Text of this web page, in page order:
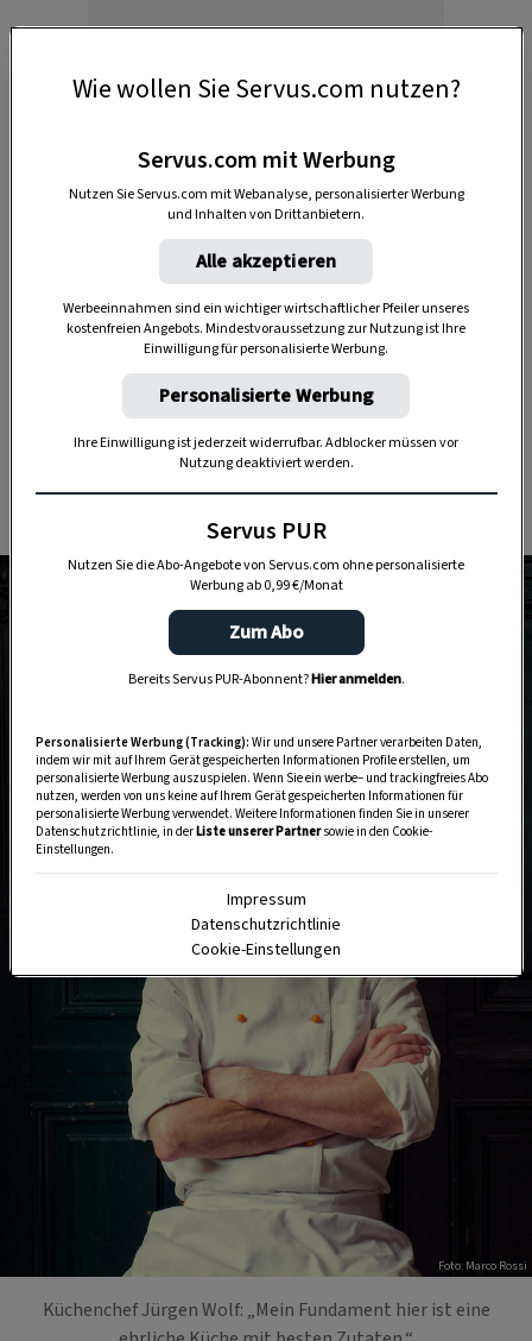
Im Dezember 2011 fand Küchenchef Jürgen Wolf
den passenden Rahmen für seine Küche mit
deutlichem, aber nicht ausschließlichem
Innereien-Schwerpunkt: Gemeinsam mit
Wolfgang Wöhrnschimmeleröffnete er das
einnehmend schöne Gasthaus Wolf in
Wieden. Ein klassischesEckbeislmit typischer
Holzvertäfelung, alter Schank und knarrendem
Boden.
Foto: Marco Rossi
Küchenchef Jürgen Wolf: „Mein Fundament hier ist eine
Wie wollen Sie Servus.com nutzen?
Servus.com mit Werbung
Nutzen Sie Servus.com mit Webanalyse, personalisierter Werbung
und Inhalten von Drittanbietern.
Alle akzeptieren
Werbeeinnahmen sind ein wichtiger wirtschaftlicher Pfeiler unseres
kostenfreien Angebots. Mindestvoraussetzung zur Nutzung ist Ihre
Einwilligung für personalisierte Werbung.
Personalisierte Werbung
Ihre Einwilligung ist jederzeit widerrufbar. Adblocker müssen vor
Nutzung deaktiviert werden.
Servus PUR
Nutzen Sie die Abo-Angebote von Servus.com ohne personalisierte
Werbung ab 0,99 €/Monat
Zum Abo
Bereits Servus PUR-Abonnent?Hier anmelden.
Personalisierte Werbung (Tracking): Wir und unsere Partner verarbeiten Daten,
indem wir mit auf Ihrem Gerät gespeicherten Informationen Profile erstellen, um
personalisierte Werbung auszuspielen. Wenn Sie ein werbe– und trackingfreies Abo
nutzen, werden von uns keine auf Ihrem Gerät gespeicherten Informationen für
personalisierte Werbung verwendet. Weitere Informationen finden Sie in unserer
Datenschutzrichtlinie, in derListe unserer Partnersowie in den Cookie-
Einstellungen.
Impressum
Datenschutzrichtlinie
Cookie-Einstellungen